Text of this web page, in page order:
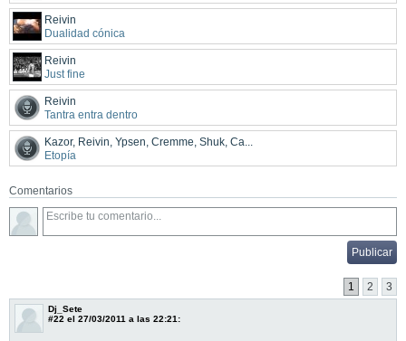
Reivin
Dualidad cónica
Reivin
Just fine
Reivin
Tantra entra dentro
Kazor, Reivin, Ypsen, Cremme, Shuk, Ca...
Etopía
Comentarios
1 2 3
Dj_Sete
#22 el 27/03/2011 a las 22:21: